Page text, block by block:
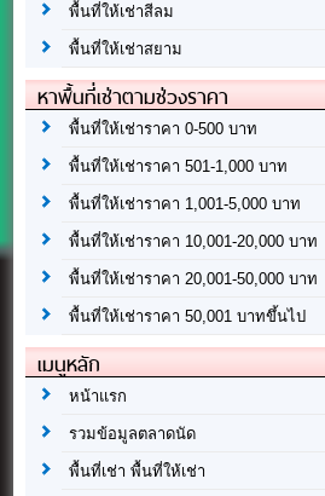
พื้นที่ให้เช่าสีลม
พื้นที่ให้เช่าสยาม
หาพื้นที่เช่าตามช่วงราคา
พื้นที่ให้เช่าราคา 0-500 บาท
พื้นที่ให้เช่าราคา 501-1,000 บาท
พื้นที่ให้เช่าราคา 1,001-5,000 บาท
พื้นที่ให้เช่าราคา 10,001-20,000 บาท
พื้นที่ให้เช่าราคา 20,001-50,000 บาท
พื้นที่ให้เช่าราคา 50,001 บาทขึ้นไป
เมนูหลัก
หน้าแรก
รวมข้อมูลตลาดนัด
พื้นที่เช่า พื้นที่ให้เช่า